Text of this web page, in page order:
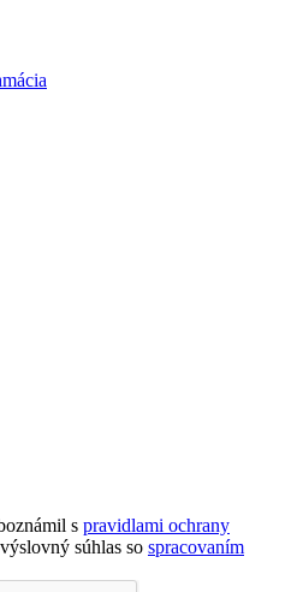
s pravidlami ochrany
súhlas so spracovaním